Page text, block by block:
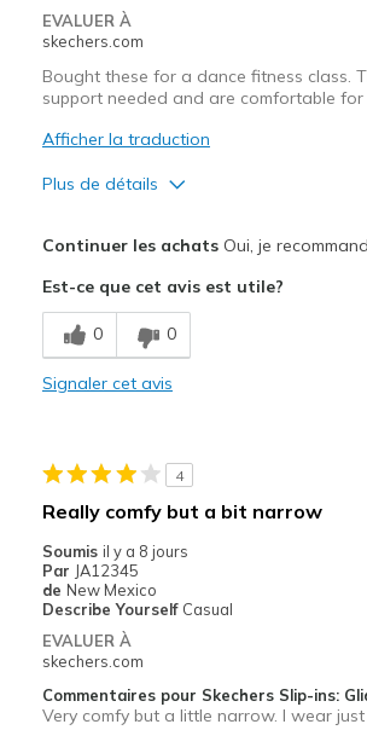
Going Out
Special Occasions
Travel
Width
View On Shoes
Shoes are for
EVALUER À
skechers.com
Bought these for a dance fitness class.
support needed and are comfortable for
Afficher la traduction
Plus de détails
Comfortable
Stylish
Sizing
View On Shoes
Continuer les achatsOui, je
Est-ce que cet avis est utile?
0 0
Signaler cet avis
4
Really comfy but a bit narrow
Soumis il y a 8 jours
Par JA12345
de New Mexico
Describe Yourself Casual
EVALUER À
skechers.com
Commentaires pour Skechers Slip-ins:
Very comfy but a little narrow. I wear